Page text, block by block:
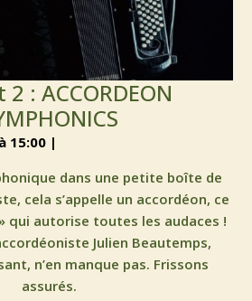
: ACCORDEON
15:00 |
dans une petite boîte de
cela s’appelle un accordéon, ce
qui autorise toutes les audaces !
Julien Beautemps,
n’en manque pas. Frissons
assurés.